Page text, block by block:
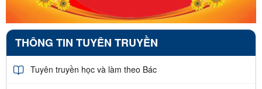
THÔNG TIN TUYÊN TRUYỀN
Tuyên truyền học và làm theo Bác